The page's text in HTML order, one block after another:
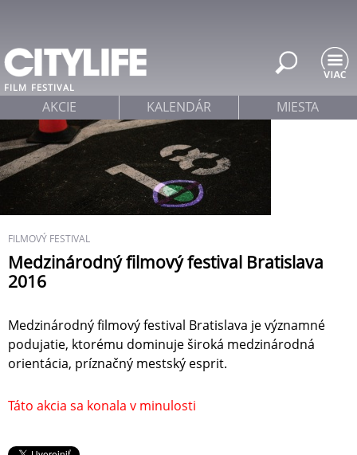
FILM FESTIVAL
FILMOVÝ FESTIVAL
Medzinárodný filmový festival Bratislava
2016
Medzinárodný filmový festival Bratislava je významné
podujatie, ktorému dominuje široká medzinárodná
orientácia, príznačný mestský esprit.
Táto akcia sa konala v minulosti
AKCIE KALENDÁR MIESTA